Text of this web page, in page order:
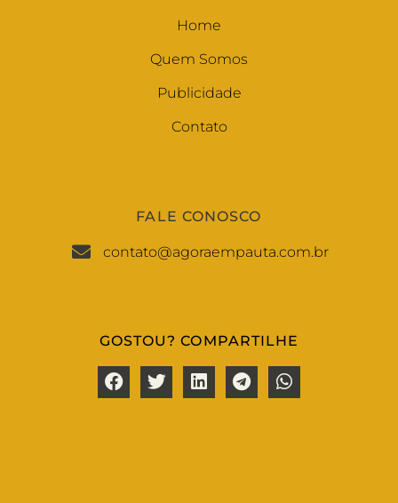
Home
Quem Somos
Publicidade
Contato
FALE CONOSCO
contato@agoraempauta.com.br
GOSTOU? COMPARTILHE